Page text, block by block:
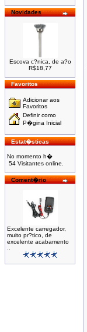
Novidades
Escova c?nica, de a?o
R$18,77
Favoritos
Adicionar aos
Favoritos
Definir como
P�gina Inicial
Estat�sticas
No momento h�
54 Visitantes online.
Coment�rio
Excelente carregador,
muito pr?tico, de
excelente acabamento